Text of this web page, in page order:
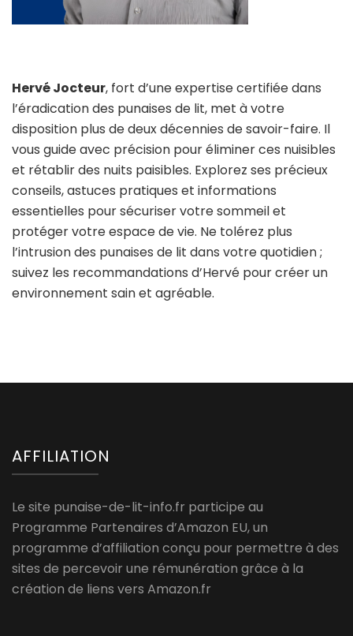
Hervé Jocteur, fort d’une expertise certifiée dans
l’éradication des punaises de lit, met à votre
disposition plus de deux décennies de savoir-faire. Il
vous guide avec précision pour éliminer ces nuisibles
et rétablir des nuits paisibles. Explorez ses précieux
conseils, astuces pratiques et informations
essentielles pour sécuriser votre sommeil et
protéger votre espace de vie. Ne tolérez plus
l’intrusion des punaises de lit dans votre quotidien ;
suivez les recommandations d’Hervé pour créer un
environnement sain et agréable.
AFFILIATION
Le site punaise-de-lit-info.fr participe au
Programme Partenaires d’Amazon EU, un
programme d’affiliation conçu pour permettre à des
sites de percevoir une rémunération grâce à la
création de liens vers Amazon.fr